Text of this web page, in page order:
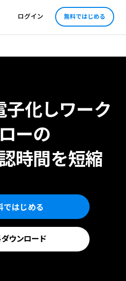
ログイン 無料ではじめる
子化しワーク
ーの
時間を短縮
ではじめる
ダウンロード